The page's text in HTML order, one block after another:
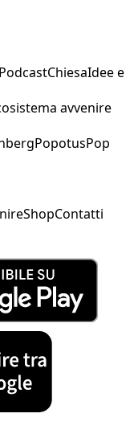
PodcastChiesaIdee e
avvenire
PopotusPop
ShopContatti